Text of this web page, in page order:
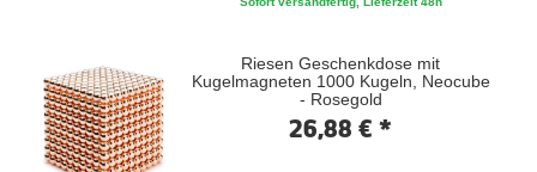
Riesen Geschenkdose mit
Kugelmagneten 1000 Kugeln, Neocube
- Rosegold
26,88 € *